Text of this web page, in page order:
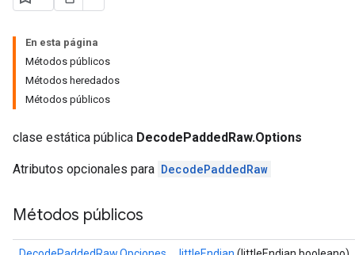
En esta página
Métodos públicos
Métodos heredados
Métodos públicos
clase estática pública DecodePaddedRaw.Options
Atributos opcionales para DecodePaddedRaw
Métodos públicos